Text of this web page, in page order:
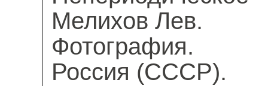
Мелихов Лев.
Фотография.
Россия (СССР).